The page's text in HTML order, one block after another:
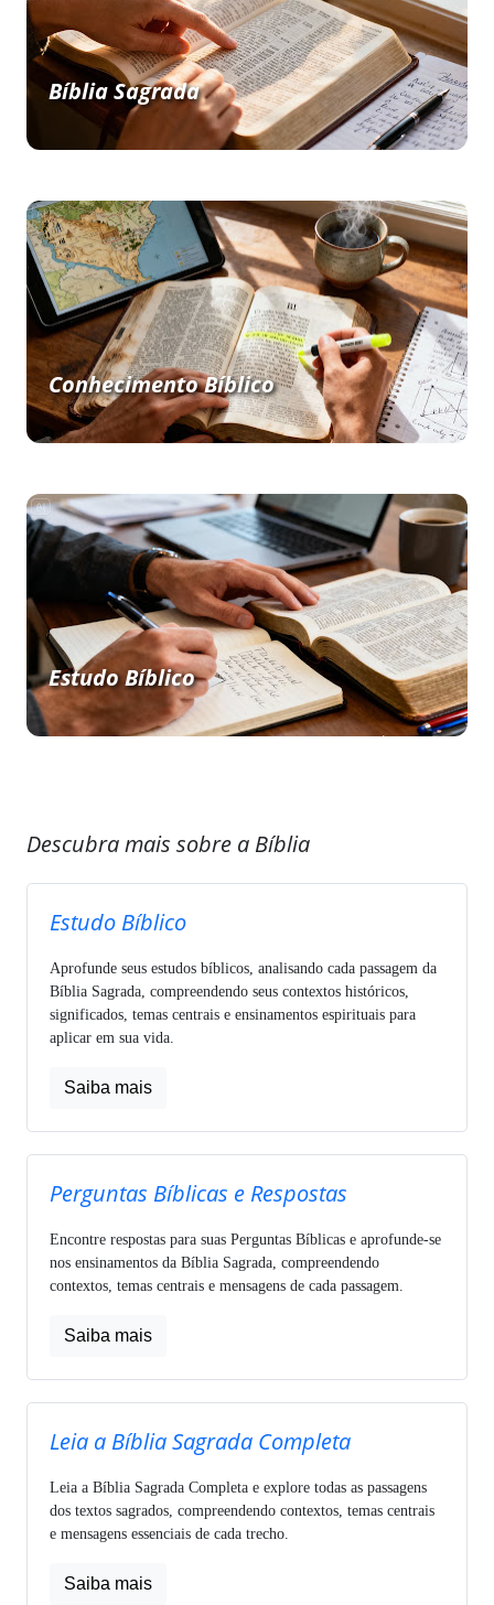
Bíblia Sagrada
Conhecimento Bíblico
Estudo Bíblico
Descubra mais sobre a Bíblia
Estudo Bíblico
Aprofunde seus estudos bíblicos, analisando cada passagem da
Bíblia Sagrada, compreendendo seus contextos históricos,
significados, temas centrais e ensinamentos espirituais para
aplicar em sua vida.
Saiba mais
Perguntas Bíblicas e Respostas
Encontre respostas para suas Perguntas Bíblicas e aprofunde-se
nos ensinamentos da Bíblia Sagrada, compreendendo
contextos, temas centrais e mensagens de cada passagem.
Saiba mais
Leia a Bíblia Sagrada Completa
Leia a Bíblia Sagrada Completa e explore todas as passagens
dos textos sagrados, compreendendo contextos, temas centrais
e mensagens essenciais de cada trecho.
Saiba mais